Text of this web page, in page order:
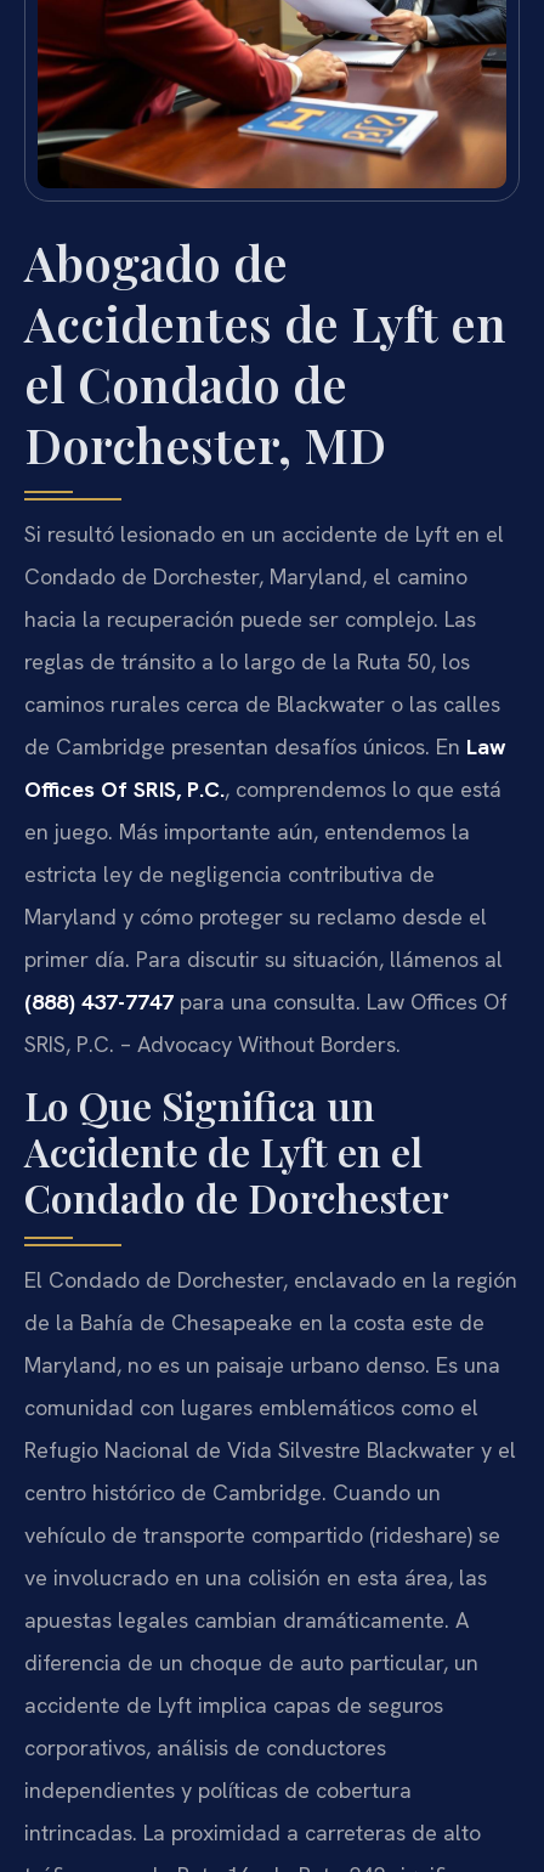
Abogado de
Accidentes de Lyft en
el Condado de
Dorchester, MD
Si resultó lesionado en un accidente de Lyft en el
Condado de Dorchester, Maryland, el camino
hacia la recuperación puede ser complejo. Las
reglas de tránsito a lo largo de la Ruta 50, los
caminos rurales cerca de Blackwater o las calles
de Cambridge presentan desafíos únicos. En Law
Offices Of SRIS, P.C., comprendemos lo que está
en juego. Más importante aún, entendemos la
estricta ley de negligencia contributiva de
Maryland y cómo proteger su reclamo desde el
primer día. Para discutir su situación, llámenos al
(888) 437-7747 para una consulta. Law Offices Of
SRIS, P.C. – Advocacy Without Borders.
Lo Que Significa un
Accidente de Lyft en el
Condado de Dorchester
El Condado de Dorchester, enclavado en la región
de la Bahía de Chesapeake en la costa este de
Maryland, no es un paisaje urbano denso. Es una
comunidad con lugares emblemáticos como el
Refugio Nacional de Vida Silvestre Blackwater y el
centro histórico de Cambridge. Cuando un
vehículo de transporte compartido (rideshare) se
ve involucrado en una colisión en esta área, las
apuestas legales cambian dramáticamente. A
diferencia de un choque de auto particular, un
accidente de Lyft implica capas de seguros
corporativos, análisis de conductores
independientes y políticas de cobertura
intrincadas. La proximidad a carreteras de alto